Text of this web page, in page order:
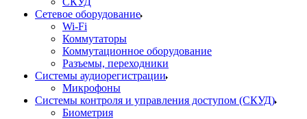
Сетевое оборудование
Wi-Fi
Коммутаторы
Коммутационное оборудование
Разъемы, переходники
Системы аудиорегистрации
Микрофоны
Системы контроля и управления доступом (СКУД)
Биометрия